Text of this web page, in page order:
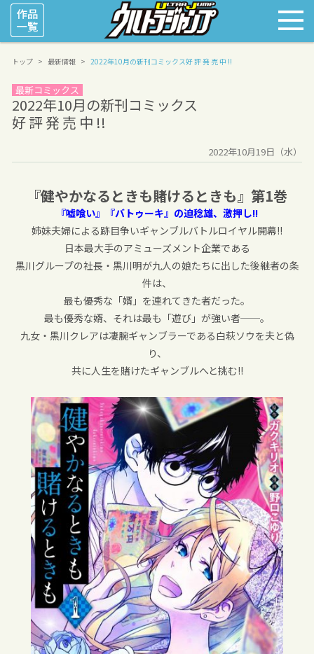
トップ 最新情報 2022年10月の新刊コミックス好 評 発 売 中 !!
最新コミックス
2022年10月の新刊コミックス
好 評 発 売 中 !!
2022年10月19日（水）
『健やかなるときも賭けるときも』第1巻
『嘘喰い』『バトゥーキ』の迫稔雄、激押し!!
姉妹夫婦による跡目争いギャンブルバトルロイヤル開幕!!
日本最大手のアミューズメント企業である
黒川グループの社長・黒川明が九人の娘たちに出した後継者の条
件は、
最も優秀な「婿」を連れてきた者だった。
最も優秀な婿、それは最も「遊び」が強い者──。
九女・黒川クレアは凄腕ギャンブラーである白萩ソウを夫と偽
り、
共に人生を賭けたギャンブルへと挑む!!